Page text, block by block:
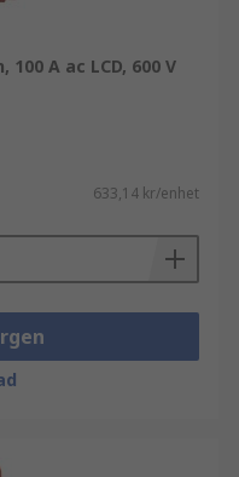
och
multimetrar
felsöka
De bidrar till
att ge
A ac LCD, 600 V
633,14 kr/enhet